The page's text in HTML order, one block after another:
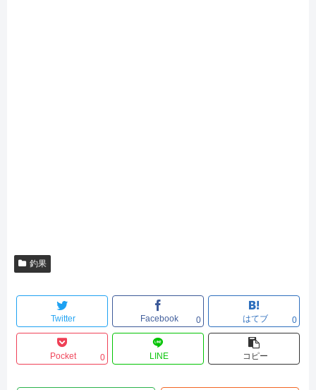
釣果
Twitter Facebook 0 はてブ 0
Pocket 0 LINE コピー